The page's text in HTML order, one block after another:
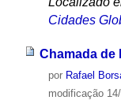
Cidades
Chamada de
por Rafael
modificação14/